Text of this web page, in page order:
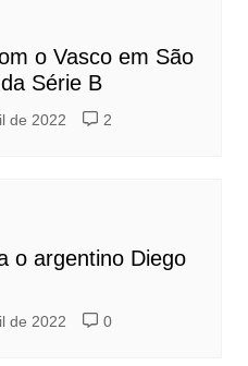
o Vasco em São
Série B
de 2022 2
o argentino Diego
de 2022 0